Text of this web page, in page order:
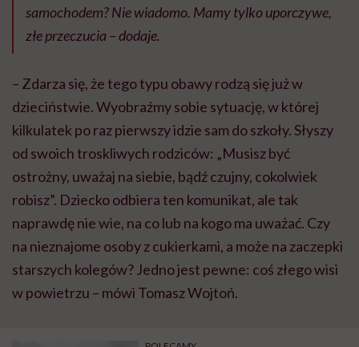
samochodem? Nie wiadomo. Mamy tylko uporczywe,
złe przeczucia – dodaje.
– Zdarza się, że tego typu obawy rodzą się już w
dzieciństwie. Wyobraźmy sobie sytuację, w której
kilkulatek po raz pierwszy idzie sam do szkoły. Słyszy
od swoich troskliwych rodziców: „Musisz być
ostrożny, uważaj na siebie, bądź czujny, cokolwiek
robisz”. Dziecko odbiera ten komunikat, ale tak
naprawdę nie wie, na co lub na kogo ma uważać. Czy
na nieznajome osoby z cukierkami, a może na zaczepki
starszych kolegów? Jedno jest pewne: coś złego wisi
w powietrzu – mówi Tomasz Wojtoń.